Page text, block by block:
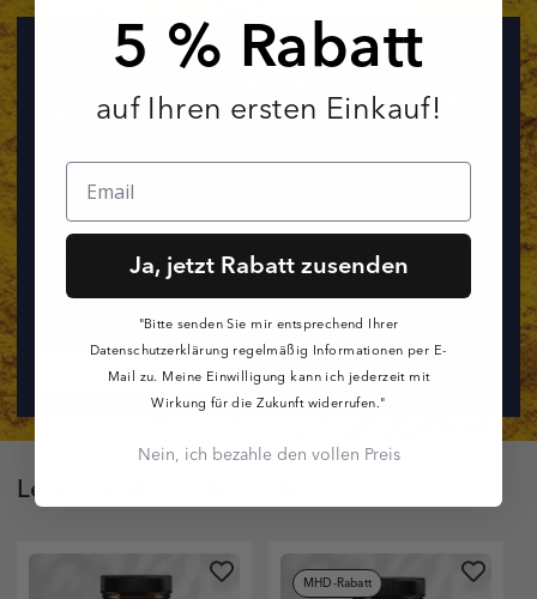
Warum Lebenskraftpur
vertrauen?
Lebenskraftpur steht für kompromisslose Qualität –
für ein überlegenes Produkt mit maximaler
Funktionalität. Das ist spürbar.
mehr erfahren
Lebenskraftpur Bestseller
MHD-Rabatt
5 % Rabatt
auf Ihren ersten Einkauf!
Ja, jetzt Rabatt zusenden
"Bitte senden Sie mir entsprechend Ihrer
Datenschutzerklärung regelmäßig Informationen per E-
Mail zu. Meine Einwilligung kann ich jederzeit mit
Wirkung für die Zukunft widerrufen."
Nein, ich bezahle den vollen Preis